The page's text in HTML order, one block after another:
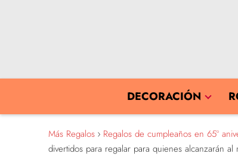
DECORACIÓN
Más Regalos Regalos de cumpleaños en 65º
divertidos para regalar para quienes alcanzarán